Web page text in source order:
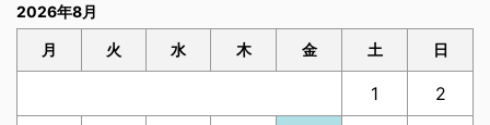
2026年8月
月 火 水 木 金 土 日
1 2